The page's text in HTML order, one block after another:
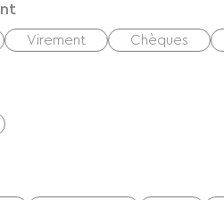
Virement Chèques